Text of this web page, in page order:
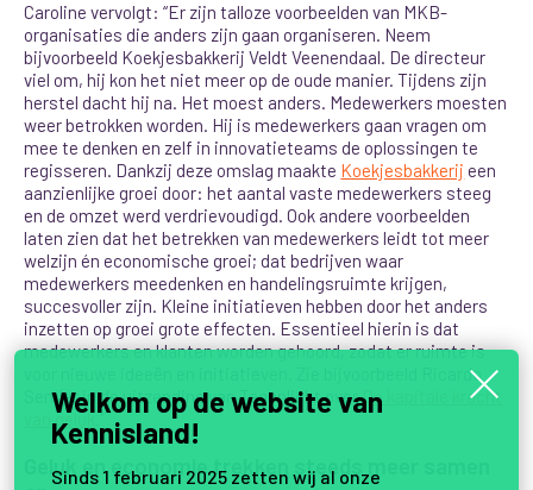
Caroline vervolgt: “Er zijn talloze voorbeelden van MKB-
organisaties die anders zijn gaan organiseren. Neem
bijvoorbeeld Koekjesbakkerij Veldt Veenendaal. De directeur
viel om, hij kon het niet meer op de oude manier. Tijdens zijn
herstel dacht hij na. Het moest anders. Medewerkers moesten
weer betrokken worden. Hij is medewerkers gaan vragen om
mee te denken en zelf in innovatieteams de oplossingen te
regisseren. Dankzij deze omslag maakte Koekjesbakkerij een
aanzienlijke groei door: het aantal vaste medewerkers steeg
en de omzet werd verdrievoudigd. Ook andere voorbeelden
laten zien dat het betrekken van medewerkers leidt tot meer
welzijn én economische groei; dat bedrijven waar
medewerkers meedenken en handelingsruimte krijgen,
succesvoller zijn. Kleine initiatieven hebben door het anders
inzetten op groei grote effecten. Essentieel hierin is dat
medewerkers en klanten worden gehoord, zodat er ruimte is
voor nieuwe ideeën en initiatieven. Zie bijvoorbeeld Ricardo
Semler in de uitzending van Tegenlicht overDe kapitale kracht
van geluk.”
Geluk en economie trekken steeds meer samen
Welkom op de website van
Kennisland!
Sinds 1 februari 2025 zetten wij al onze